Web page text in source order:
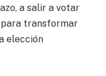
a salir a votar
para transformar
elección